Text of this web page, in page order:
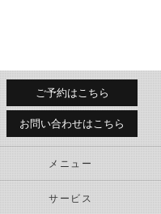
ご予約はこちら
お問い合わせはこちら
メニュー
サービス